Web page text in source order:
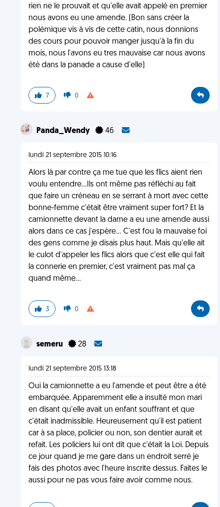
rien ne le prouvait et qu'elle avait appelé en premier
nous avons eu une amende. (Bon sans créer la
polémique vis à vis de cette catin, nous donnions
des cours pour pouvoir manger jusqu'à la fin du
mois, nous l'avons eu tres mauvaise car nous avons
été dans la panade a cause d'elle)
7 0
Panda_Wendy 46
lundi 21 septembre 2015 10:16
Alors là par contre ça me tue que les flics aient rien
voulu entendre...Ils ont même pas réfléchi au fait
que faire un créneau en se serrant à mort avec cette
bonne-femme c'était être vraiment super fort? Et la
camionnette devant la dame a eu une amende aussi
alors dans ce cas j'espère... C'est fou la mauvaise foi
des gens comme je disais plus haut. Mais qu'elle ait
le culot d'appeler les flics alors que c'est elle qui fait
la connerie en premier, c'est vraiment pas mal ça
quand même...
3 0
semeru 28
lundi 21 septembre 2015 13:18
Oui la camionnette a eu l'amende et peut être a été
embarquée. Apparemment elle a insulté mon mari
en disant qu'elle avait un enfant souffrant et que
c'était inadmissible. Heureusement qu'il est patient
car à sa place, policier ou non, son dentier aurait et
refait. Les policiers lui ont dit que c'était la Loi. Depuis
ce jour quand je me gare dans un endroit serré je
fais des photos avec l'heure inscrite dessus. Faites le
aussi pour ne pas vous faire avoir comme nous.